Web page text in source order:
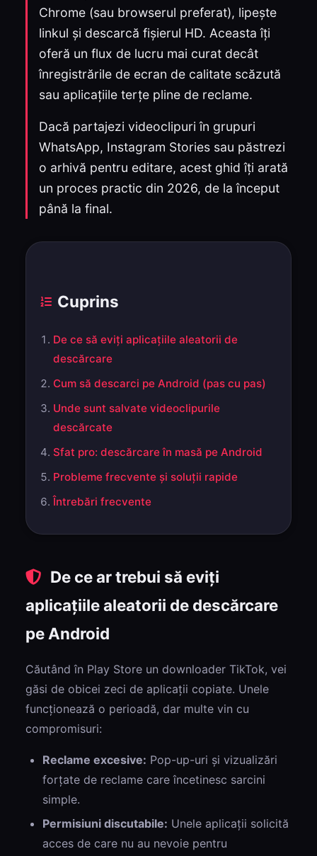
Chrome (sau browserul preferat), lipește
linkul și descarcă fișierul HD. Aceasta îți
oferă un flux de lucru mai curat decât
înregistrările de ecran de calitate scăzută
sau aplicațiile terțe pline de reclame.
Dacă partajezi videoclipuri în grupuri
WhatsApp, Instagram Stories sau păstrezi
o arhivă pentru editare, acest ghid îți arată
un proces practic din 2026, de la început
până la final.
Cuprins
De ce să eviți aplicațiile aleatorii de
descărcare
Cum să descarci pe Android (pas cu pas)
Unde sunt salvate videoclipurile
descărcate
Sfat pro: descărcare în masă pe Android
Probleme frecvente și soluții rapide
Întrebări frecvente
De ce ar trebui să eviți
aplicațiile aleatorii de descărcare
pe Android
Căutând în Play Store un downloader TikTok, vei
găsi de obicei zeci de aplicații copiate. Unele
funcționează o perioadă, dar multe vin cu
compromisuri:
Reclame excesive: Pop-up-uri și vizualizări
forțate de reclame care încetinesc sarcini
simple.
Permisiuni discutabile: Unele aplicații solicită
acces de care nu au nevoie pentru